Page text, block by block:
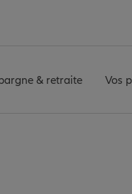
& retraite Vos